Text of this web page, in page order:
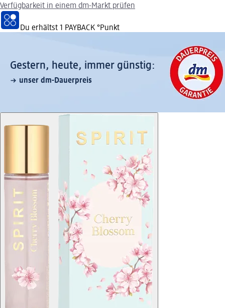
Verfügbarkeit in einem dm-Markt prüfen
Du erhältst 1 PAYBACK °Punkt
Gestern, heute, immer günstig:
unser dm-Dauerpreis